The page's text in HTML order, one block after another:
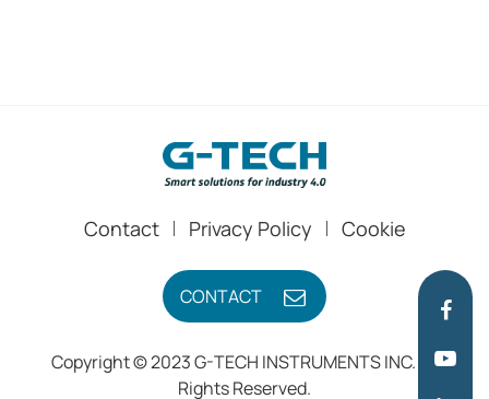
Contact Privacy Policy Cookie
CONTACT
Copyright © 2023 G-TECH INSTRUMENTS INC. All
Rights Reserved.